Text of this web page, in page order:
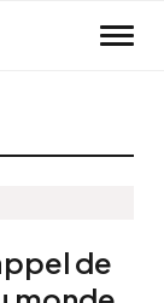
de